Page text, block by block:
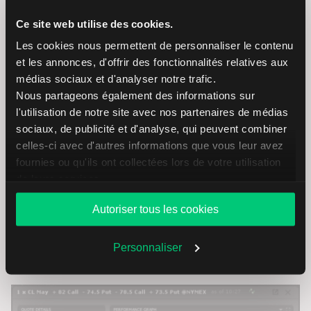
Ce site web utilise des cookies.
Les cookies nous permettent de personnaliser le contenu
et les annonces, d'offrir des fonctionnalités relatives aux
médias sociaux et d'analyser notre trafic.
Nous partageons également des informations sur
l'utilisation de notre site avec nos partenaires de médias
sociaux, de publicité et d'analyse, qui peuvent combiner
celles-ci avec d'autres informations que vous leur avez
fournies ou qu'ils ont collectées lors de votre utilisation
Autoriser tous les cookies
Personnaliser
strikes à la monnaie que le put spread. Dans l’image ci-
dessus, on voit que le call spread est plus près de la
monnaie, puisque le short call présente un delta égal à
0,505. Le short put, en revanche, présente un delta moins
élevé en valeur absolue (0,298).
Pourquoi utiliser un iron condor
directionnel ?
La stratégie du iron condor neutre est populaire parmi les
traders qui anticipent un marché calme pendant la vie des
options. Cette stratégie peut également être utilisée
lorsqu’on anticipe une légère hausse ou un léger recul du